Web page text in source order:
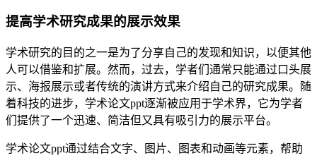
提高学术研究成果的展示效果
学术研究的目的之一是为了分享自己的发现和知识，以便其他
人可以借鉴和扩展。然而，过去，学者们通常只能通过口头展
示、海报展示或者传统的演讲方式来介绍自己的研究成果。随
着科技的进步，学术论文ppt逐渐被应用于学术界，它为学者
们提供了一个迅速、简洁但又具有吸引力的展示平台。
学术论文ppt通过结合文字、图片、图表和动画等元素，帮助